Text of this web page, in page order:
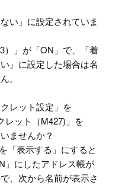
い」に設定されていま
」が「ON」で、「着
」に設定した場合は名
。
レット設定」を
レット（M427)」を
ませんか？
「表示する」にすると
」にしたアドレス帳が
、次から名前が表示さ